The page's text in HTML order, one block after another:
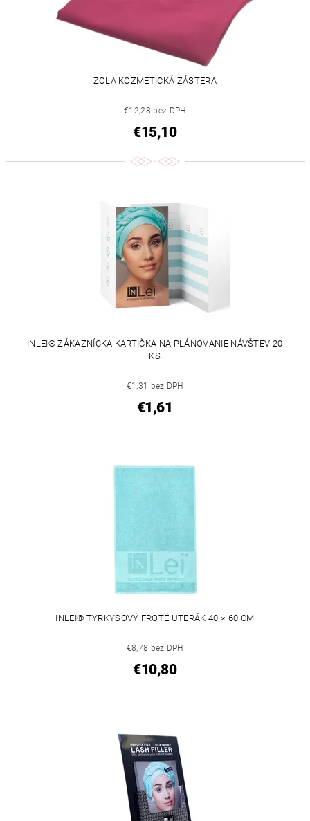
ZOLA KOZMETICKÁ ZÁSTERA
€12,28 bez DPH
€15,10
INLEI® ZÁKAZNÍCKA KARTIČKA NA PLÁNOVANIE NÁVŠTEV 20
KS
€1,31 bez DPH
€1,61
INLEI® TYRKYSOVÝ FROTÉ UTERÁK 40 × 60 CM
€8,78 bez DPH
€10,80